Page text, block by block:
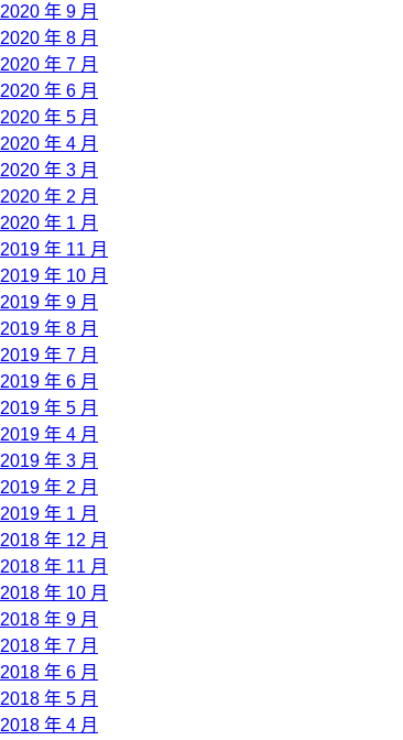
2020 年 9 月
2020 年 8 月
2020 年 7 月
2020 年 6 月
2020 年 5 月
2020 年 4 月
2020 年 3 月
2020 年 2 月
2020 年 1 月
2019 年 11 月
2019 年 10 月
2019 年 9 月
2019 年 8 月
2019 年 7 月
2019 年 6 月
2019 年 5 月
2019 年 4 月
2019 年 3 月
2019 年 2 月
2019 年 1 月
2018 年 12 月
2018 年 11 月
2018 年 10 月
2018 年 9 月
2018 年 7 月
2018 年 6 月
2018 年 5 月
2018 年 4 月